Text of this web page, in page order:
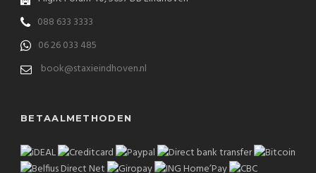
088 633 3333
06 26 033 485
book@staxieindhoven.nl
BETAALMETHODEN